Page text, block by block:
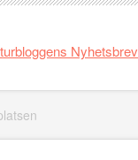
Nyhetsbrev